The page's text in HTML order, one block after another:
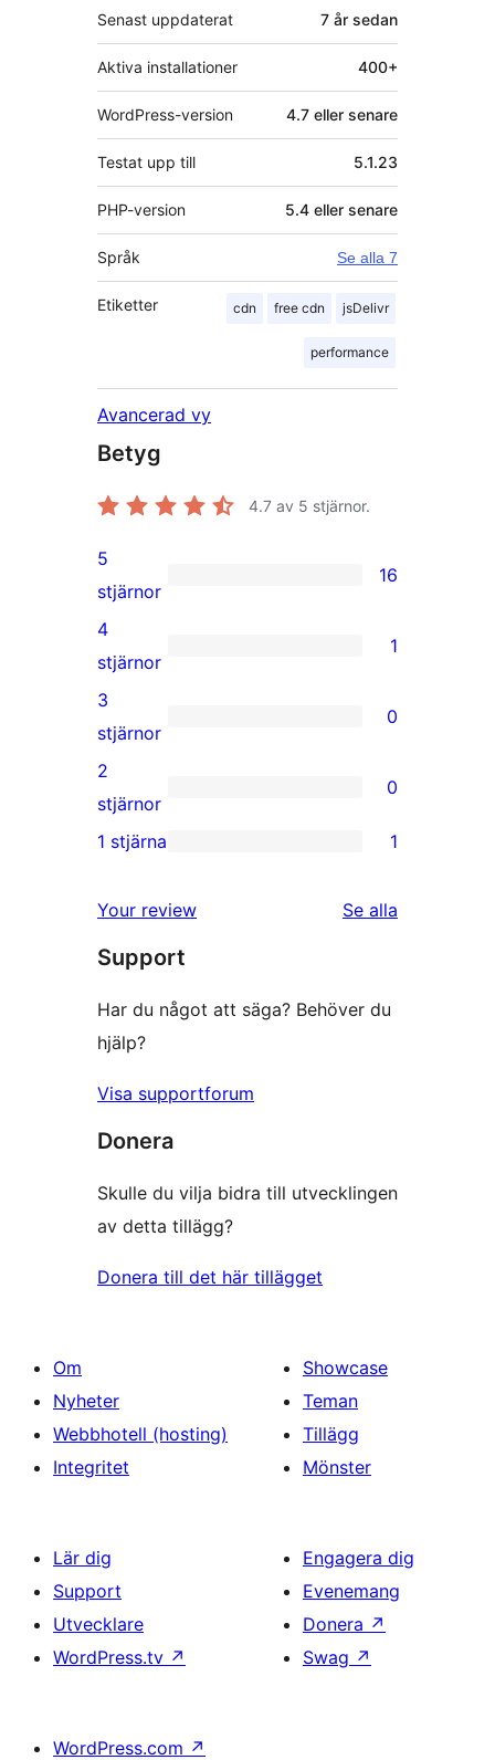
Senast uppdaterat 7 år sedan
Aktiva installationer 400+
WordPress-version 4.7 eller senare
Testat upp till 5.1.23
PHP-version 5.4 eller senare
Språk Se alla 7
Etiketter cdn free cdn jsDelivr
performance
Avancerad vy
Betyg
4.7 av 5 stjärnor.
16
5-
stjärniga
recensioner
5
stjärnor
16
1
4-
stjärnig
recension
4
stjärnor
1
0
3-
stjärniga
recensioner
3
stjärnor
0
0
2-
recensioner
2
stjärnor
0
stjärnig
recension
1 stjärna 1
Your review Se alla
Support
Har du något att säga? Behöver du
hjälp?
Visa supportforum
Donera
Skulle du vilja bidra till utvecklingen
av detta tillägg?
Donera till det här tillägget
Om
Nyheter
Webbhotell (hosting)
Integritet
Showcase
Teman
Tillägg
Mönster
Lär dig
Support
Utvecklare
WordPress.tv ↗
Engagera dig
Evenemang
Donera ↗
Swag ↗
WordPress.com ↗